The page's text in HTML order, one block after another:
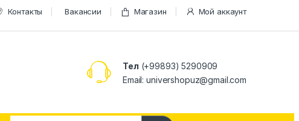
Контакты Вакансии Магазин Мой аккаунт
Тел (+99893) 5290909
Email: univershopuz@gmail.com